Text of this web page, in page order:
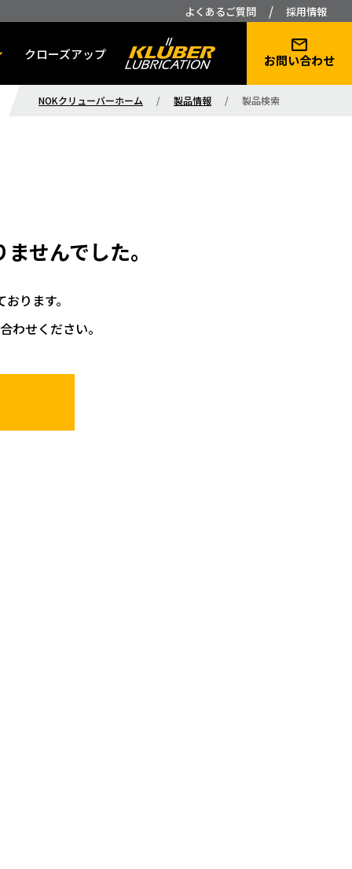
よくあるご質問 / 採用情報
クローズアップ お問い合わせ
NOKクリューバーホーム / 製品情報 / 製品検索
せんでした。
ります。
わせください。